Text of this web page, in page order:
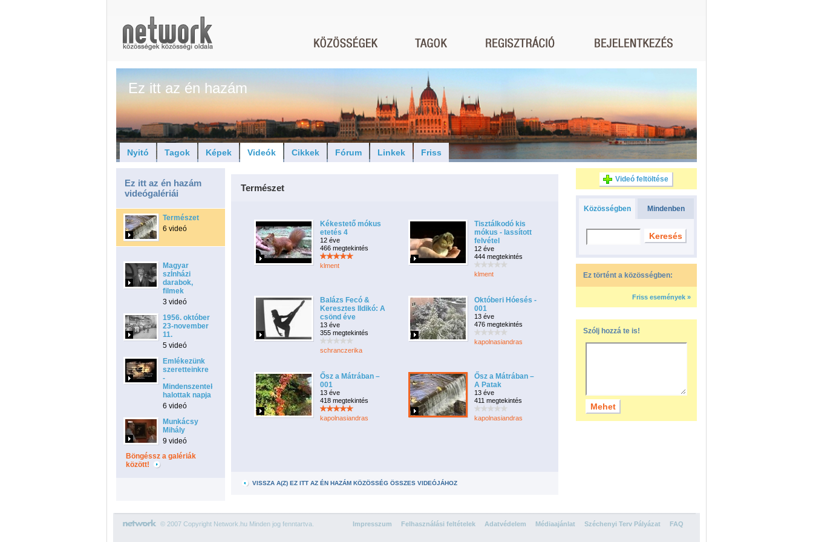
Ez itt az én hazám
Nyitó Tagok Képek Videók Cikkek Fórum Linkek Friss
Ez itt az én hazám
videógalériái
Természet
6 videó
Magyar
szÍnházi
darabok,
filmek
3 videó
1956. október
23-november
11.
5 videó
Emlékezünk
szeretteinkre
-
Mindenszentek-
halottak napja
6 videó
Munkácsy
Mihály
9 videó
Böngéssz a galériák
között!
Természet
Kékestető mókus
etetés 4
12 éve
466 megtekintés
klment
Tisztálkodó kis
mókus - lassított
felvétel
12 éve
444 megtekintés
klment
Balázs Fecó &
Keresztes Ildikó: A
csönd éve
13 éve
355 megtekintés
schranczerika
Októberi Hóesés -
001
13 éve
476 megtekintés
kapolnasiandras
Ősz a Mátrában –
001
13 éve
418 megtekintés
kapolnasiandras
Ősz a Mátrában –
A Patak
13 éve
411 megtekintés
kapolnasiandras
VISSZA A(Z) EZ ITT AZ ÉN HAZÁM KÖZÖSSÉG ÖSSZES VIDEÓJÁHOZ
Videó feltöltése
Közösségben Mindenben
Ez történt a közösségben:
Friss események »
Szólj hozzá te is!
© 2007 Copyright Network.hu Minden jog fenntartva. Impresszum Felhasználási feltételek Adatvédelem Médiaajánlat Széchenyi Terv Pályázat FAQ